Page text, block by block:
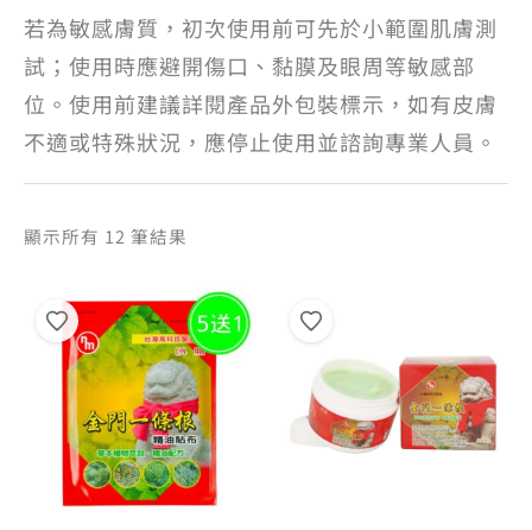
若為敏感膚質，初次使用前可先於小範圍肌膚測
試；使用時應避開傷口、黏膜及眼周等敏感部
位。使用前建議詳閱產品外包裝標示，如有皮膚
不適或特殊狀況，應停止使用並諮詢專業人員。
顯示所有 12 筆結果
排
序